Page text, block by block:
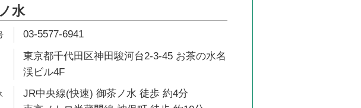
水
03-5577-6941
東京都千代田区神田駿河台2-3-45 お茶の水名
渓ビル4F
JR中央線(快速) 御茶ノ水 徒歩 約4分